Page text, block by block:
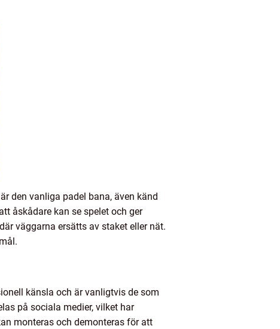
den vanliga padel bana, även känd
åskådare kan se spelet och ger
väggarna ersätts av staket eller nät.
känsla och är vanligtvis de som
på sociala medier, vilket har
monteras och demonteras för att